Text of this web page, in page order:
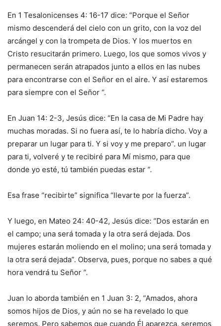
En 1 Tesalonicenses 4: 16-17 dice: “Porque el Señor
mismo descenderá del cielo con un grito, con la voz del
arcángel y con la trompeta de Dios. Y los muertos en
Cristo resucitarán primero. Luego, los que somos vivos y
permanecen serán atrapados junto a ellos en las nubes
para encontrarse con el Señor en el aire. Y así estaremos
para siempre con el Señor “.
En Juan 14: 2-3, Jesús dice: “En la casa de Mi Padre hay
muchas moradas. Si no fuera así, te lo habría dicho. Voy a
preparar un lugar para ti. Y si voy y me preparo”. un lugar
para ti, volveré y te recibiré para Mí mismo, para que
donde yo esté, tú también puedas estar “.
Esa frase “recibirte” significa “llevarte por la fuerza”.
Y luego, en Mateo 24: 40-42, Jesús dice: “Dos estarán en
el campo; una será tomada y la otra será dejada. Dos
mujeres estarán moliendo en el molino; una será tomada y
la otra será dejada”. Observa, pues, porque no sabes a qué
hora vendrá tu Señor “.
Juan lo aborda también en 1 Juan 3: 2, “Amados, ahora
somos hijos de Dios, y aún no se ha revelado lo que
seremos. Pero sabemos que cuando Él aparezca, seremos